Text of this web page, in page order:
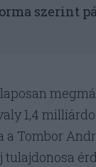
szerint
1,4
a Tombor